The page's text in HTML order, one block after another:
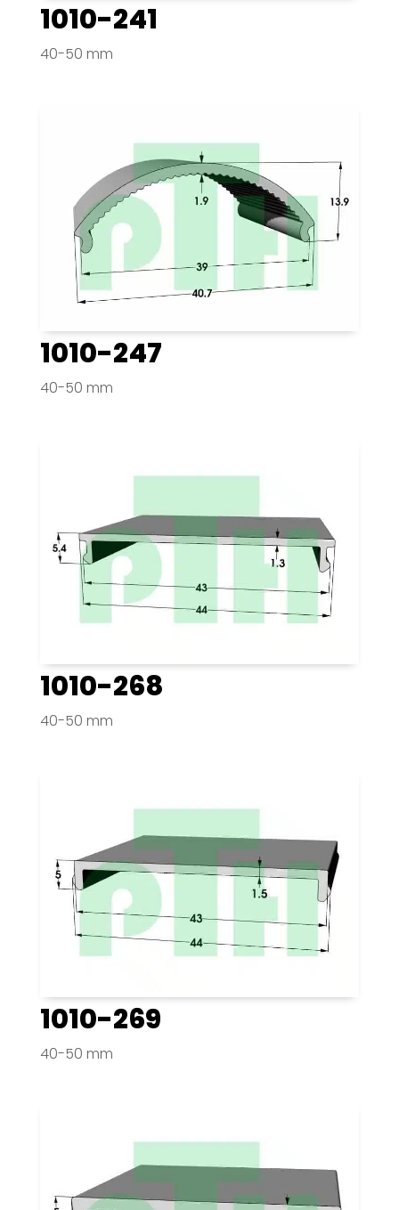
1010-241
40-50 mm
1010-247
40-50 mm
1010-268
40-50 mm
1010-269
40-50 mm